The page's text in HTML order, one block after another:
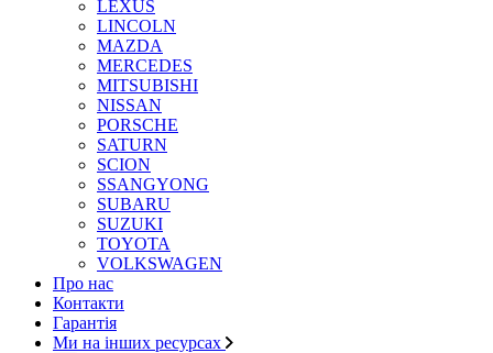
LEXUS
LINCOLN
MAZDA
MERCEDES
MITSUBISHI
NISSAN
PORSCHE
SATURN
SCION
SSANGYONG
SUBARU
SUZUKI
TOYOTA
VOLKSWAGEN
Про нас
Контакти
Гарантія
Ми на інших ресурсах